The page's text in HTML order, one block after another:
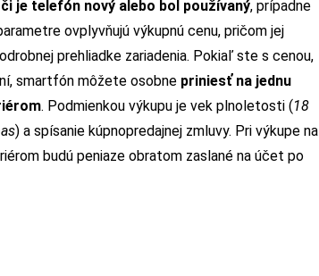
či je telefón nový alebo bol používaný, prípadne
ovplyvňujú výkupnú cenu, pričom jej
prehliadke zariadenia. Pokiaľ ste s cenou,
smartfón môžete osobne priniesť na jednu
. Podmienkou výkupu je vek plnoletosti (18
) a spísanie kúpnopredajnej zmluvy. Pri výkupe na
budú peniaze obratom zaslané na účet po